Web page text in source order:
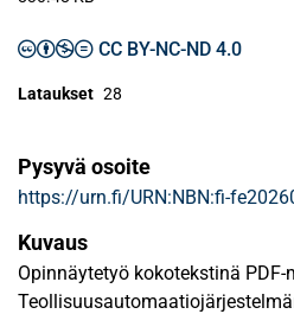
CC BY-NC-ND 4.0
Lataukset 28
Pysyvä osoite
https://urn.fi/URN:NBN:fi-
Kuvaus
Opinnäytetyö kokotekstinä PDF-